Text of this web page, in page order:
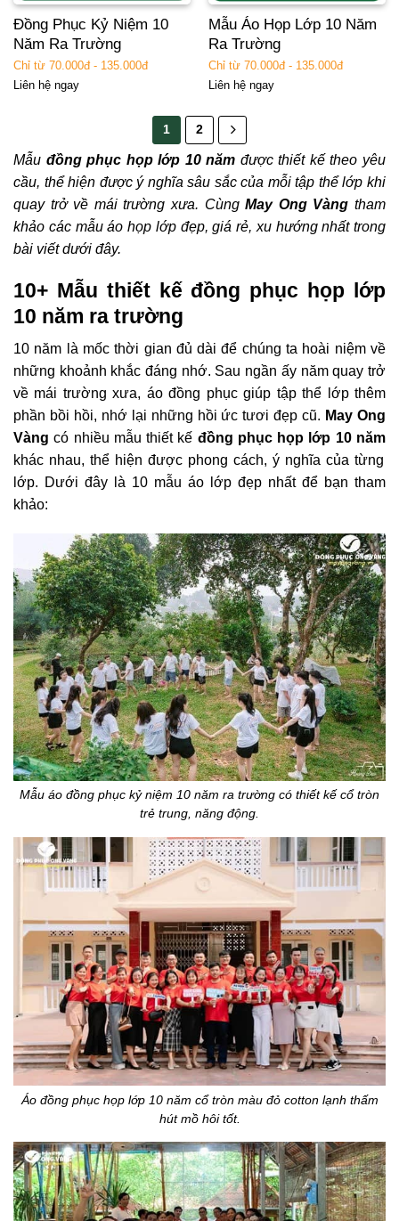
Đồng Phục Kỷ Niệm 10
Năm Ra Trường
Chỉ từ 70.000đ - 135.000đ
Liên hệ ngay
Mẫu Áo Họp Lớp 10 Năm
Ra Trường
Chỉ từ 70.000đ - 135.000đ
Liên hệ ngay
1 2
Mẫu đồng phục họp lớp 10 năm được thiết kế theo yêu
cầu, thể hiện được ý nghĩa sâu sắc của mỗi tập thể lớp khi
quay trở về mái trường xưa. CùngMay Ong Vàng tham
khảo các mẫu áo họp lớp đẹp, giá rẻ, xu hướng nhất trong
bài viết dưới đây.
10+ Mẫu thiết kế đồng phục họp lớp
10 năm ra trường
10 năm là mốc thời gian đủ dài để chúng ta hoài niệm về
những khoảnh khắc đáng nhớ. Sau ngần ấy năm quay trở
về mái trường xưa, áo đồng phục giúp tập thể lớp thêm
phần bồi hồi, nhớ lại những hồi ức tươi đẹp cũ. May Ong
Vàng có nhiều mẫu thiết kế đồng phục họp lớp 10 năm
khác nhau, thể hiện được phong cách, ý nghĩa của từng
lớp. Dưới đây là 10 mẫu áo lớp đẹp nhất để bạn tham
khảo:
Mẫu áo đồng phục kỷ niệm 10 năm ra trường có thiết kế cổ tròn
trẻ trung, năng động.
Áo đồng phục họp lớp 10 năm cổ tròn màu đỏ cotton lạnh thấm
hút mồ hôi tốt.